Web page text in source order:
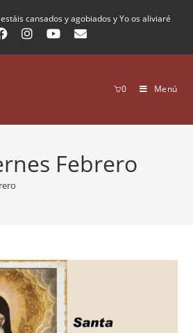
cansados y agobiados y Yo os aliviaré
0 Menú
Febrero